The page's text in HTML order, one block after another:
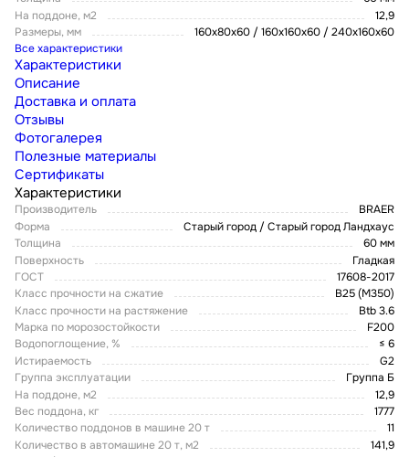
На поддоне, м2
12,9
Размеры, мм
160х80х60 / 160х160х60 / 240х160х60
Все характеристики
Характеристики
Описание
Доставка и оплата
Отзывы
Фотогалерея
Полезные материалы
Сертификаты
Характеристики
Производитель
BRAER
Форма
Старый город / Старый город Ландхаус
Толщина
60 мм
Поверхность
Гладкая
ГОСТ
17608-2017
Класс прочности на сжатие
В25 (М350)
Класс прочности на растяжение
Btb 3.6
Марка по морозостойкости
F200
Водопоглощение, %
≤ 6
Истираемость
G2
Группа эксплуатации
Группа Б
На поддоне, м2
12,9
Вес поддона, кг
1777
Количество поддонов в машине 20 т
11
Количество в автомашине 20 т, м2
141,9